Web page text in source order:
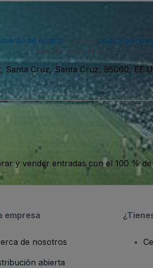
de usuario política de
puedes darte de baja en
Santa Cruz, Santa Cruz, 95060,
y vender entradas con el 100 % de
empresa
de nosotros
abierta